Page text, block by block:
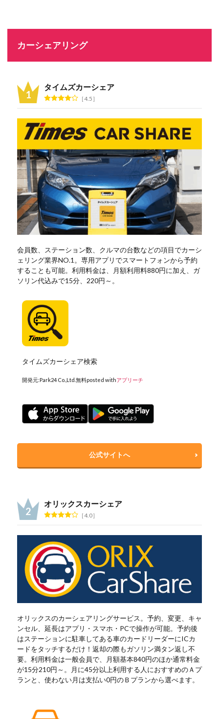
カーシェアリング
タイムズカーシェア
4.5
会員数、ステーション数、クルマの台数などの項目でカーシ
ェリング業界NO.1。専用アプリでスマートフォンから予約
することも可能。利用料金は、月額利用料880円に加え、ガ
ソリン代込みで15分、220円～。
タイムズカーシェア検索
開発元:Park24 Co.,Ltd. 無料posted withアプリーチ
公式サイトへ
オリックスカーシェア
4.0
オリックスのカーシェアリングサービス。予約、変更、キャ
ンセル、延長はアプリ・スマホ・PCで操作が可能。予約後
はステーションに駐車してある車のカードリーダーにICカ
ードをタッチするだけ！返却の際もガソリン満タン返し不
要。利用料金は一般会員で、月額基本840円のほか通常料金
が15分210円～。月に45分以上利用する人におすすめのＡプ
ランと、使わない月は支払い0円のＢプランから選べます。